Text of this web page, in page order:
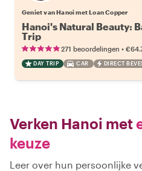
Geniet van Hanoi met Loan Copper
Hanoi's Natural Beauty:
Trip
271 beoordelingen •
DAY TRIP CAR DIRECT
Verken Hanoi met
keuze
Leer over hun persoonlijke